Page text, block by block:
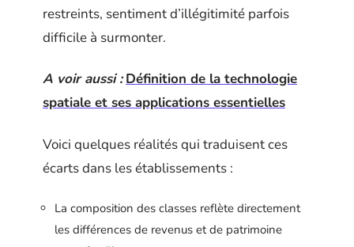
restreints, sentiment d’illégitimité parfois
difficile à surmonter.
A voir aussi : Définition de la technologie
spatiale et ses applications essentielles
Voici quelques réalités qui traduisent ces
écarts dans les établissements :
La composition des classes reflète directement
les différences de revenus et de patrimoine